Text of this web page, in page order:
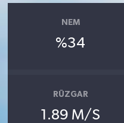
NEM
%34
RÜZGAR
1.89 M/S
Seri İlan
Siyaset
Sonsöz Özel